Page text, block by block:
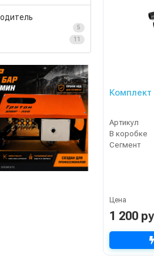
5
11
Комплект
Артикул
В коробке
Сегмент
Цена
1 200